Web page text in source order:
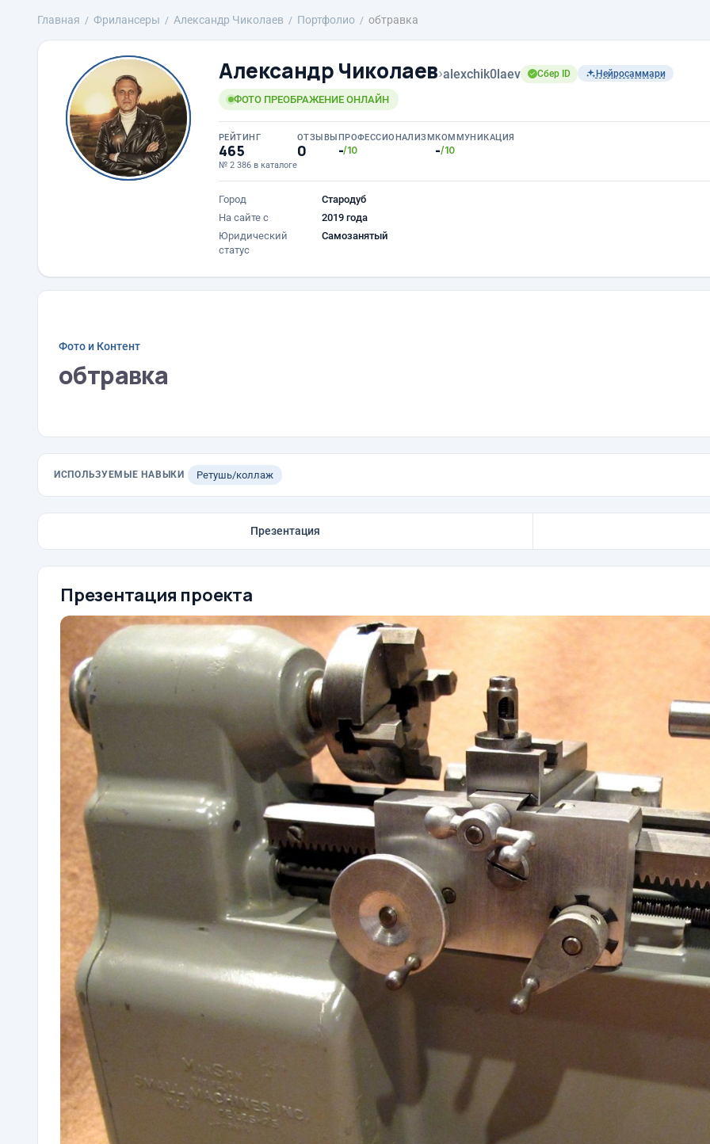
Главная Фрилансеры Александр Чиколаев Портфолио обтравка
Александр Чиколаев›alexchik0laev Сбер ID Нейросаммари
ФОТО ПРЕОБРАЖЕНИЕ ОНЛАЙН
РЕЙТИНГ
465
№ 2 386 в каталоге
ОТЗЫВЫ
0
ПРОФЕССИОНАЛИЗМ
-/10
КОММУНИКАЦИЯ
-/10
Город
Стародуб
На сайте с
2019 года
Юридический
статус
Самозанятый
Фото и Контент
обтравка
ИСПОЛЬЗУЕМЫЕ НАВЫКИ Ретушь/коллаж
Презентация
Презентация проекта